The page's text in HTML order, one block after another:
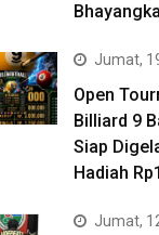
Jumat,
Open
Billiard 9
Siap
Hadiah
Jumat,